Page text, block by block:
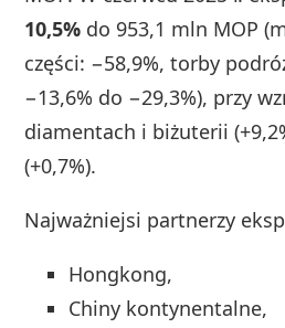
10,5% do 953,1 mln MOP
części: −58,9%, torby
−13,6% do −29,3%), przy
diamentach i biżuterii
(+0,7%).
Najważniejsi partnerzy
Hongkong,
Chiny kontynentalne,